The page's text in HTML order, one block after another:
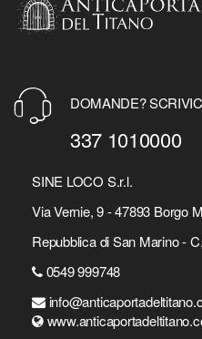
DOMANDE?
337 1010000
SINE LOCO S.r.l.
Via Vernie, 9 - 47893 Borgo
Repubblica di San Marino -
0549 999748